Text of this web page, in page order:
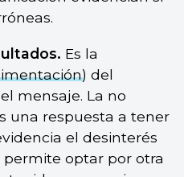
Es la
) del
mensaje. La no
una respuesta a tener
el desinterés
optar por otra